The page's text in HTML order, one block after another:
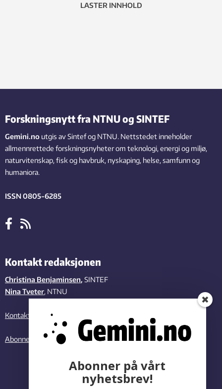
LASTER INNHOLD
Forskningsnytt fra NTNU og SINTEF
Gemini.no utgis av Sintef og NTNU. Nettstedet inneholder
allmennrettede forskningsnyheter om teknologi, energi og miljø,
naturvitenskap, fisk og havbruk, nyskaping, helse, samfunn og
humaniora.
ISSN 0805-6285
Kontakt redaksjonen
Christina Benjaminsen, SINTEF
Nina Tveter, NTNU
Kontakt oss
Abonner på vårt nyhetsbrev
Abonner på vårt
nyhetsbrev!